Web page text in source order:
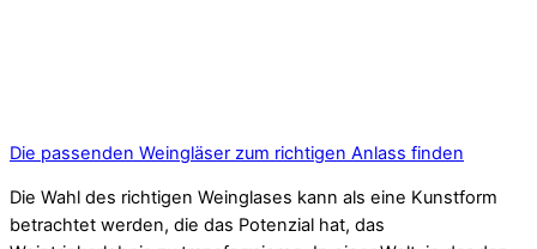
Die passenden Weingläser zum richtigen Anlass finden
Die Wahl des richtigen Weinglases kann als eine Kunstform
betrachtet werden, die das Potenzial hat, das